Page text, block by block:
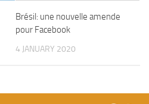
Brésil: une nouvelle amende
pour Facebook
4 JANUARY 2020